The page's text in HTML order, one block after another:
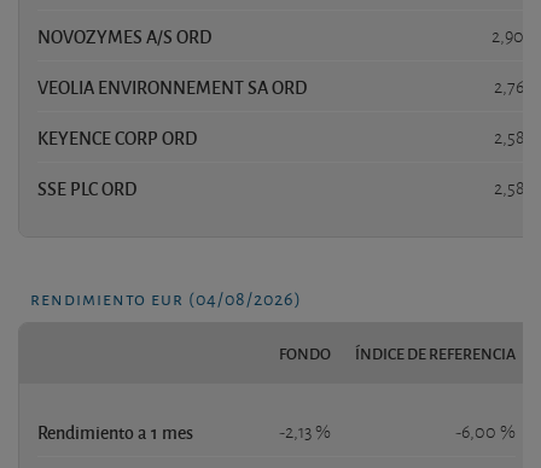
NOVOZYMES A/S ORD 2,90
VEOLIA ENVIRONNEMENT SA ORD 2,76
KEYENCE CORP ORD 2,58
SSE PLC ORD 2,58
rendimiento eur (04/08/2026)
FONDO ÍNDICE DE REFERENCIA
Rendimiento a 1 mes -2,13 % -6,00 %